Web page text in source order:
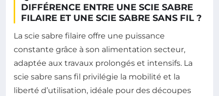
DIFFÉRENCE ENTRE UNE SCIE SABRE
FILAIRE ET UNE SCIE SABRE SANS FIL ?
La scie sabre filaire offre une puissance
constante grâce à son alimentation secteur,
adaptée aux travaux prolongés et intensifs. La
scie sabre sans fil privilégie la mobilité et la
liberté d’utilisation, idéale pour des découpes